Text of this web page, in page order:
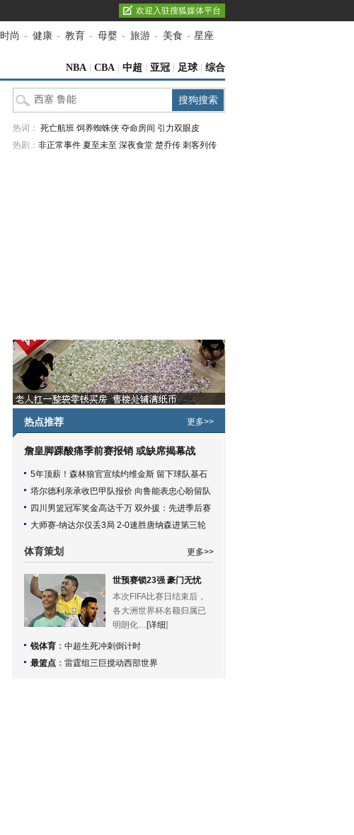
欢迎入驻搜狐媒体平台
时尚 - 健康 - 教育 - 母婴 - 旅游 - 美食 - 星座
NBA CBA 中超 亚冠 足球 综合
热词： 死亡航班 饲养蜘蛛侠 夺命房间 引力双眼皮
热剧： 非正常事件 夏至未至 深夜食堂 楚乔传 刺客列传
热点推荐 更多>>
詹皇脚踝酸痛季前赛报销 或缺席揭幕战
5年顶薪！森林狼官宣续约维金斯 留下球队基石
塔尔德利亲承收巴甲队报价 向鲁能表忠心盼留队
四川男篮冠军奖金高达千万 双外援：先进季后赛
大师赛-纳达尔仅丢3局 2-0速胜唐纳森进第三轮
体育策划 更多>>
世预赛锁23强 豪门无忧
本次FIFA比赛日结束后，
各大洲世界杯名额归属已
明朗化… [详细]
锐体育 ： 中超生死冲刺倒计时
最篮点 ： 雷霆组三巨搅动西部世界